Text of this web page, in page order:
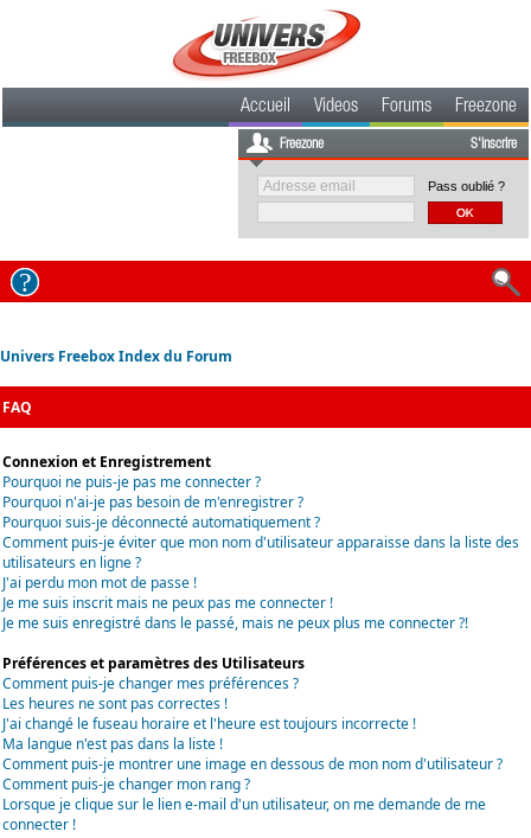
Accueil Videos Forums Freezone
Freezone S'inscrire
Pass oublié ?
Univers Freebox Index du Forum
FAQ
Connexion et Enregistrement
Pourquoi ne puis-je pas me connecter ?
Pourquoi n'ai-je pas besoin de m'enregistrer ?
Pourquoi suis-je déconnecté automatiquement ?
Comment puis-je éviter que mon nom d'utilisateur apparaisse dans la liste des
utilisateurs en ligne ?
J'ai perdu mon mot de passe !
Je me suis inscrit mais ne peux pas me connecter !
Je me suis enregistré dans le passé, mais ne peux plus me connecter ?!
Préférences et paramètres des Utilisateurs
Comment puis-je changer mes préférences ?
Les heures ne sont pas correctes !
J'ai changé le fuseau horaire et l'heure est toujours incorrecte !
Ma langue n'est pas dans la liste !
Comment puis-je montrer une image en dessous de mon nom d'utilisateur ?
Comment puis-je changer mon rang ?
Lorsque je clique sur le lien e-mail d'un utilisateur, on me demande de me
connecter !